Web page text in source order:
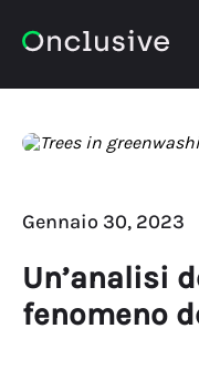
Gennaio 30, 2023
Un’analisi
fenomeno